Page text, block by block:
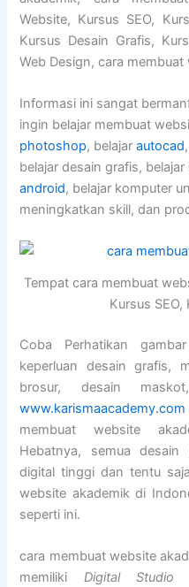
Website, Kursus SEO,
Kursus Desain Grafis,
Web Design, cara
Informasi ini sangat
ingin belajar membuat
photoshop, belajarautocad
belajar desain grafis,
android, belajar komputer
meningkatkan skill, dan
Tempat cara membuat
Kursus
Coba Perhatikan
keperluan desain grafis,
brosur, desain
www.karismaacademy.com
membuat website
Hebatnya, semua
digital tinggi dan tentu
website akademik di
seperti ini.
cara membuat website
memiliki Digital Studio